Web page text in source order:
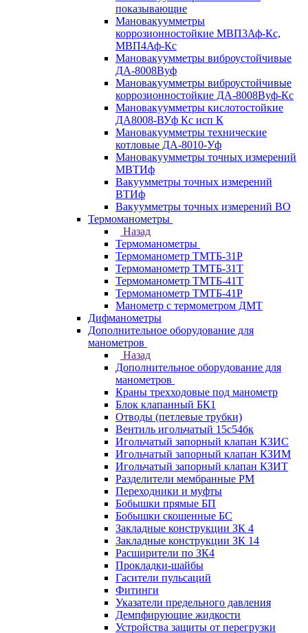
показывающие
Мановакуумметры
коррозионностойкие МВП3Аф-Кс,
МВП4Аф-Кс
Мановакуумметры виброустойчивые
ДА-8008Вуф
Мановакуумметры виброустойчивые
коррозионностойкие ДА-8008Вуф-Кс
Мановакуумметры кислотостойкие
ДА8008-ВУф Кс исп К
Мановакуумметры технические
котловые ДА-8010-Уф
Мановакуумметры точных измерений
МВТИф
Вакуумметры точных измерений
ВТИф
Вакуумметры точных измерений ВО
Термоманометры
Назад
Термоманометры
Термоманометр ТМТБ-31Р
Термоманометр ТМТБ-31Т
Термоманометр ТМТБ-41Т
Термоманометр ТМТБ-41Р
Манометр с термометром ДМТ
Дифманометры
Дополнительное оборудование для
манометров
Назад
Дополнительное оборудование для
манометров
Краны трехходовые под манометр
Блок клапанный БК1
Отводы (петлевые трубки)
Вентиль игольчатый 15с54бк
Игольчатый запорный клапан КЗИС
Игольчатый запорный клапан КЗИМ
Игольчатый запорный клапан КЗИТ
Разделители мембранные РМ
Переходники и муфты
Бобышки прямые БП
Бобышки скошенные БС
Закладные конструкции ЗК 4
Закладные конструкции ЗК 14
Расширители по ЗК4
Прокладки-шайбы
Гасители пульсаций
Фитинги
Указатели предельного давления
Демпфирующие жидкости
Устройства защиты от перегрузки